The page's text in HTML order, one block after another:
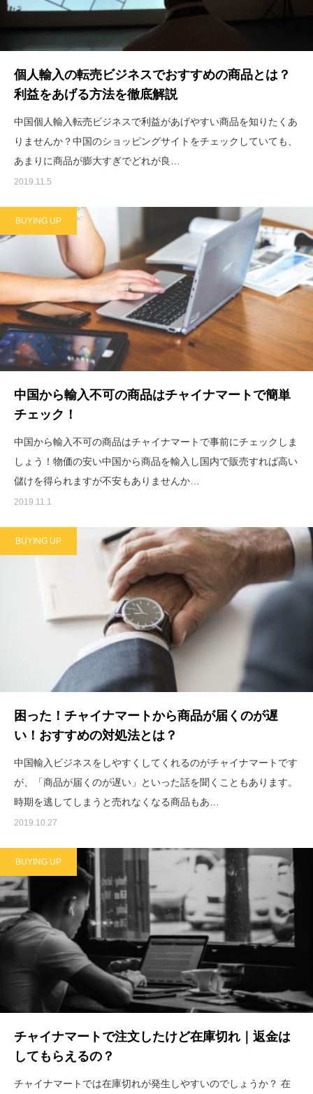
個人輸入の転売ビジネスでおすすめの商品とは？
利益をあげる方法を徹底解説
中国個人輸入転売ビジネスで利益があげやすい商品を知りたくあ
りませんか？中国のショッピングサイトをチェックしていても、
あまりに商品が膨大すぎでどれが良…
2019.11.5
BUYING UP
中国から輸入不可の商品はチャイナマートで簡単
チェック！
中国から輸入不可の商品はチャイナマートで事前にチェックしま
しょう！物価の安い中国から商品を輸入し国内で販売すれば高い
儲けを得られますが不安もありませんか…
2019.11.1
BUYING UP
困った！チャイナマートから商品が届くのが遅
い！おすすめの対処法とは？
中国輸入ビジネスをしやすくしてくれるのがチャイナマートです
が、「商品が届くのが遅い」といった話を聞くこともあります。
時期を逃してしまうと売れなくなる商品もあ…
2019.10.27
BUYING UP
チャイナマートで注文したけど在庫切れ｜返金は
してもらえるの？
チャイナマートでは在庫切れが発生しやすいのでしょうか？ 在